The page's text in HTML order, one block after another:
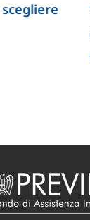
creati in